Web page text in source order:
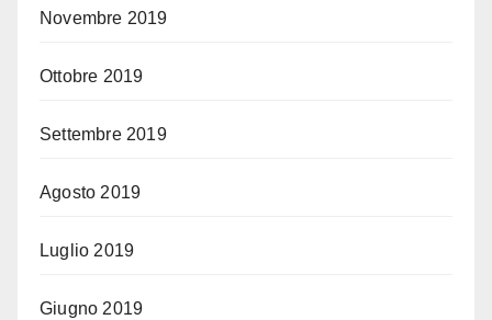
Novembre 2019
Ottobre 2019
Settembre 2019
Agosto 2019
Luglio 2019
Giugno 2019